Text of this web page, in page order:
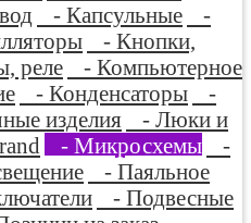
- Капсульные
-
- Кнопки,
реле
- Компьютерное
- Конденсаторы
-
изделия
- Люки и
- Микросхемы
-
- Паяльное
- Подвесные